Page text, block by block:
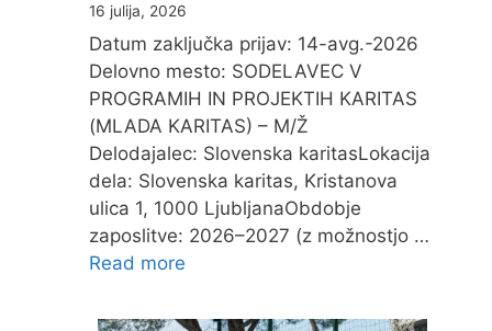
16 julija, 2026
Datum zaključka prijav: 14-avg.-2026
Delovno mesto: SODELAVEC V
PROGRAMIH IN PROJEKTIH KARITAS
(MLADA KARITAS) – M/Ž
Delodajalec: Slovenska karitasLokacija
dela: Slovenska karitas, Kristanova
ulica 1, 1000 LjubljanaObdobje
zaposlitve: 2026–2027 (z možnostjo …
Read more